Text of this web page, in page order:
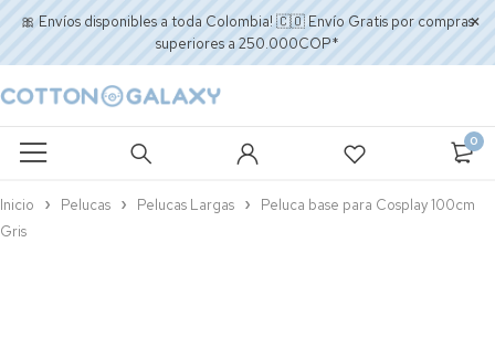
🎀 Envíos disponibles a toda Colombia! 🇨🇴 Envío Gratis por compras
superiores a 250.000COP*
0
Inicio Pelucas Pelucas Largas
Peluca base para Cosplay 100cm
Gris